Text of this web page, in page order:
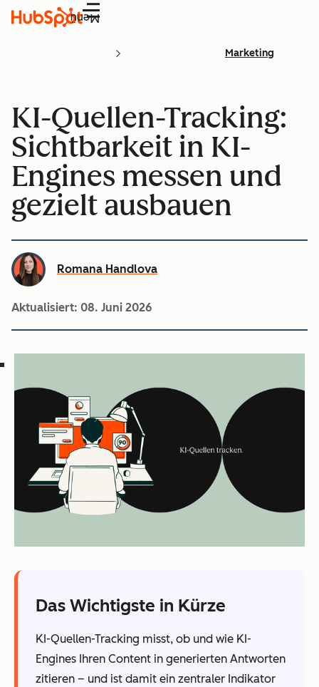
Menü
Marketing
KI-Quellen-Tracking:
Sichtbarkeit in KI-
Engines messen und
gezielt ausbauen
Romana Handlova
Aktualisiert: 08. Juni 2026
Das Wichtigste in Kürze
KI-Quellen-Tracking misst, ob und wie KI-
Engines Ihren Content in generierten Antworten
zitieren – und ist damit ein zentraler Indikator